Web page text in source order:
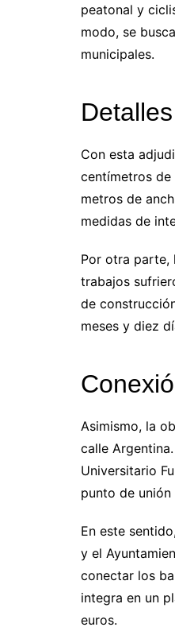
peatonal y
modo, se
municipales.
Con esta
centímetros de
metros de
medidas de
Por otra parte,
trabajos
de
meses y diez
Asimismo, la
calle
Universitario
punto de
En este
y el
conectar los
integra en un
euros.